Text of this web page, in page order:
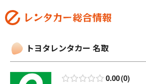
トヨタレンタカー 名取
0.00 0